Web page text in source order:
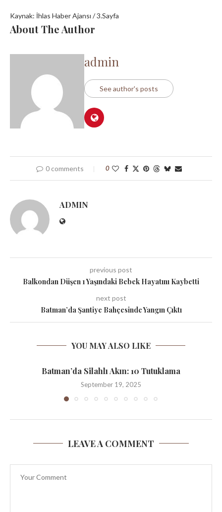
Kaynak: İhlas Haber Ajansı / 3.Sayfa
About The Author
admin
See author's posts
0 comments 0
ADMIN
previous post
Balkondan Düşen 1 Yaşındaki Bebek Hayatını Kaybetti
next post
Batman’da Şantiye Bahçesinde Yangın Çıktı
YOU MAY ALSO LIKE
Batman’da Silahlı Akın: 10 Tutuklama
September 19, 2025
LEAVE A COMMENT